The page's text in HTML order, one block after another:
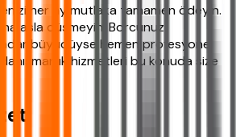
her ay mutlaka tamamen ödeyin.
asla düşmeyin. Borcunuz
büyüdüyse hemen profesyonel
danışmanlık hizmetleri bu konuda size